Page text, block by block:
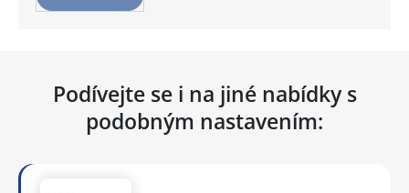
Podívejte se i na jiné nabídky s
podobným nastavením: